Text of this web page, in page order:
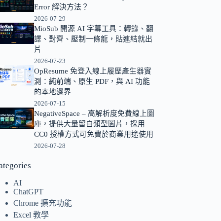
Error 解決方法？
2026-07-29
MioSub 開源 AI 字幕工具：轉錄、翻
譯、對齊、壓制一條龍，貼連結就出
片
2026-07-23
OpResume 免登入線上履歷產生器實
測：純前端、原生 PDF，與 AI 功能
的本地邊界
2026-07-15
NegativeSpace – 高解析度免費線上圖
庫，提供大量留白類型圖片，採用
CC0 授權方式可免費於商業用途使用
2026-07-28
AI
ChatGPT
Chrome 擴充功能
Excel 教學